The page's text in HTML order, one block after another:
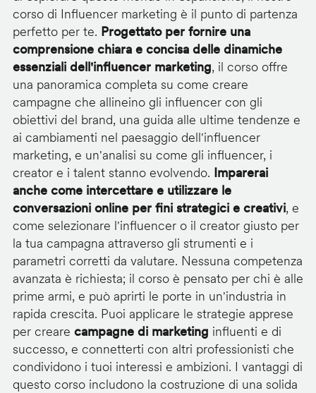
corso di Influencer marketing è il punto di partenza
perfetto per te. Progettato per fornire una
comprensione chiara e concisa delle dinamiche
essenziali dell'influencer marketing, il corso offre
una panoramica completa su come creare
campagne che allineino gli influencer con gli
obiettivi del brand, una guida alle ultime tendenze e
ai cambiamenti nel paesaggio dell'influencer
marketing, e un'analisi su come gli influencer, i
creator e i talent stanno evolvendo. Imparerai
anche come intercettare e utilizzare le
conversazioni online per fini strategici e creativi, e
come selezionare l'influencer o il creator giusto per
la tua campagna attraverso gli strumenti e i
parametri corretti da valutare. Nessuna competenza
avanzata è richiesta; il corso è pensato per chi è alle
prime armi, e può aprirti le porte in un'industria in
rapida crescita. Puoi applicare le strategie apprese
per creare campagne di marketing influenti e di
successo, e connetterti con altri professionisti che
condividono i tuoi interessi e ambizioni. I vantaggi di
questo corso includono la costruzione di una solida